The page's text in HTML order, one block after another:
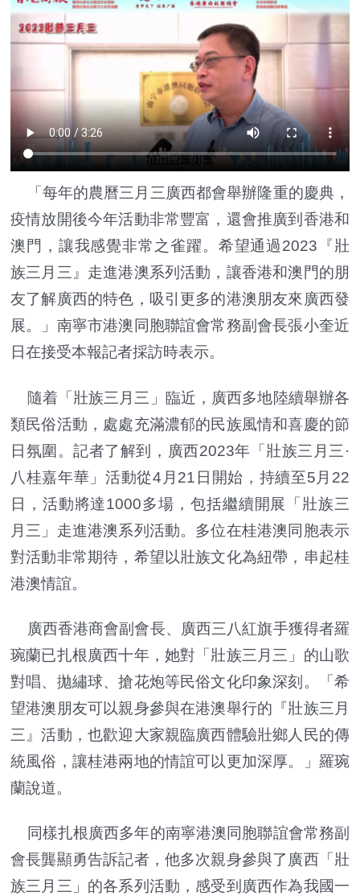
「每年的農曆三月三廣西都會舉辦隆重的慶典，
疫情放開後今年活動非常豐富，還會推廣到香港和
澳門，讓我感覺非常之雀躍。希望通過2023『壯
族三月三』走進港澳系列活動，讓香港和澳門的朋
友了解廣西的特色，吸引更多的港澳朋友來廣西發
展。」南寧市港澳同胞聯誼會常務副會長張小奎近
日在接受本報記者採訪時表示。
隨着「壯族三月三」臨近，廣西多地陸續舉辦各
類民俗活動，處處充滿濃郁的民族風情和喜慶的節
日氛圍。記者了解到，廣西2023年「壯族三月三·
八桂嘉年華」活動從4月21日開始，持續至5月22
日，活動將達1000多場，包括繼續開展「壯族三
月三」走進港澳系列活動。多位在桂港澳同胞表示
對活動非常期待，希望以壯族文化為紐帶，串起桂
港澳情誼。
廣西香港商會副會長、廣西三八紅旗手獲得者羅
琬蘭已扎根廣西十年，她對「壯族三月三」的山歌
對唱、拋繡球、搶花炮等民俗文化印象深刻。「希
望港澳朋友可以親身參與在港澳舉行的『壯族三月
三』活動，也歡迎大家親臨廣西體驗壯鄉人民的傳
統風俗，讓桂港兩地的情誼可以更加深厚。」羅琬
蘭說道。
同樣扎根廣西多年的南寧港澳同胞聯誼會常務副
會長龔顯勇告訴記者，他多次親身參與了廣西「壯
族三月三」的各系列活動，感受到廣西作為我國一